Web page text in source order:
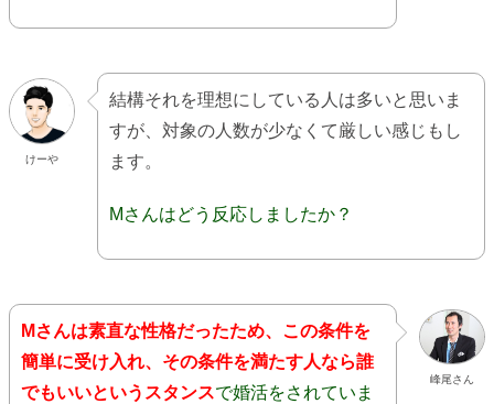
けーや
結構それを理想にしている人は多いと思いま
すが、対象の人数が少なくて厳しい感じもし
ます。
Mさんはどう反応しましたか？
峰尾さん
Mさんは素直な性格だったため、この条件を
簡単に受け入れ、その条件を満たす人なら誰
でもいいというスタンスで婚活をされていま